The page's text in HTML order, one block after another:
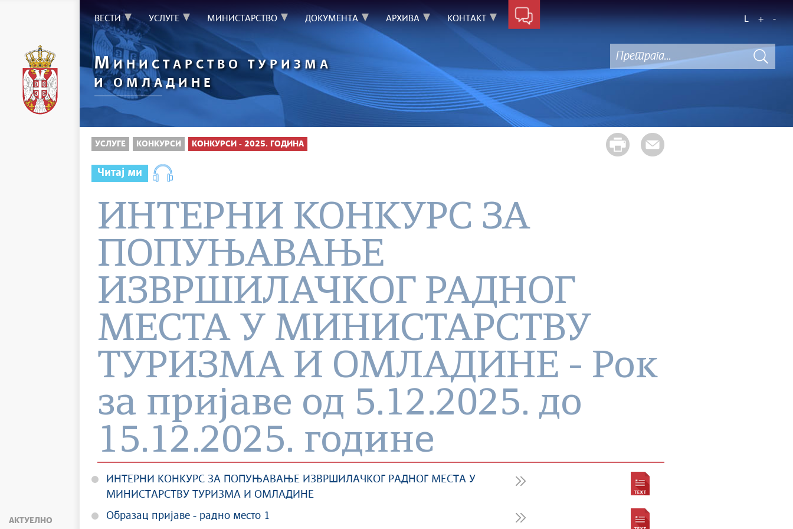
АКТУЕЛНО
ВЕСТИ УСЛУГЕ МИНИСТАРСТВО ДОКУМЕНТА АРХИВА КОНТАКТ L + -
МИНИСТАРСТВО ТУРИЗМА
И ОМЛАДИНЕ
УСЛУГЕ КОНКУРСИ КОНКУРСИ - 2025. ГОДИНА
Читај ми
ИНТЕРНИ КОНКУРС ЗА
ПОПУЊАВАЊЕ
ИЗВРШИЛАЧKОГ РАДНОГ
МЕСТА У МИНИСТАРСТВУ
ТУРИЗМА И ОМЛАДИНЕ - Рок
за пријаве од 5.12.2025. до
15.12.2025. године
ИНТЕРНИ КОНКУРС ЗА ПОПУЊАВАЊЕ ИЗВРШИЛАЧKОГ РАДНОГ МЕСТА У
МИНИСТАРСТВУ ТУРИЗМА И ОМЛАДИНЕ
Образац пријаве - радно место 1